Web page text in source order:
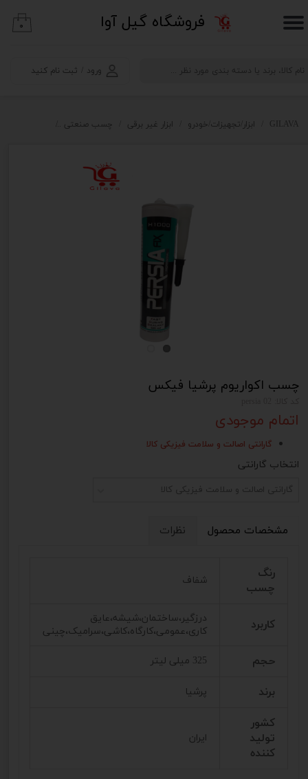
​فروشگاه گیل آوا
ورود ثبت نام کنید
حساب کاربری من
خروج از حساب کاربری
۰
GILAVA ابزار/تجهیزات/خودرو ابزار غیر برقی چسب صنعتی
چسب اکواریوم پرشیا فیکس
اتمام موجودی
گارانتی اصالت و سلامت فیزیکی کالا
انتخاب گارانتی
گارانتی اصالت و سلامت فیزیکی کالا
مشخصات محصول نظرات
رنگ
چسب
شفاف
کاربرد
درزگیر،ساختمان،شیشه،عایق
کاری،عمومی،کارگاه،کاشی،سرامیک،چینی
حجم 325 میلی لیتر
برند پرشیا
کشور
تولید
کننده
ایران